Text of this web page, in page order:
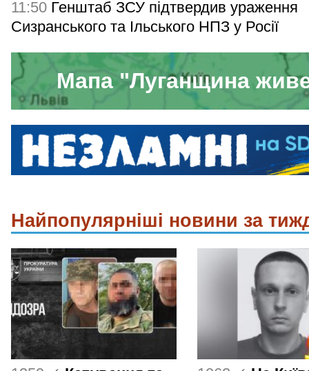
11:50 Генштаб ЗСУ підтвердив ураження
Сизранського та Ільського НПЗ у Росії
Мапа "Луганщина
Найпопулярніші новини за